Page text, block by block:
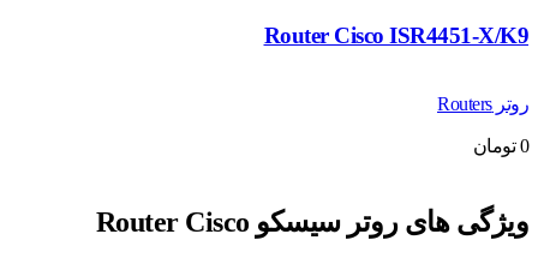
Router Cisco ISR4451-X/K9
روتر Routers
0 تومان
ویژگی های روتر سیسکو Router Cisco